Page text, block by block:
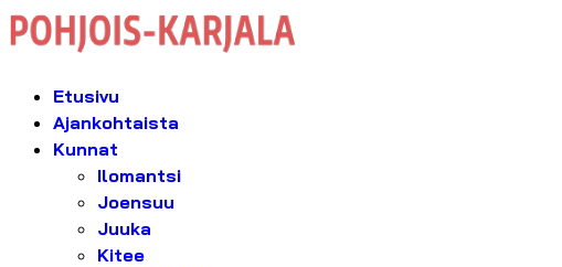
Etusivu
Ajankohtaista
Kunnat
Ilomantsi
Joensuu
Juuka
Kitee